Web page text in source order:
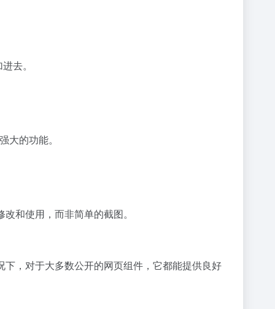
去。
的功能。
和使用，而非简单的截图。
，对于大多数公开的网页组件，它都能提供良好